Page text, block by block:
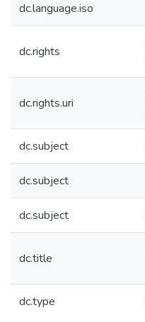
dc.language.iso
dc.rights
dc.rights.uri
dc.subject
dc.subject
dc.subject
dc.title
dc.type